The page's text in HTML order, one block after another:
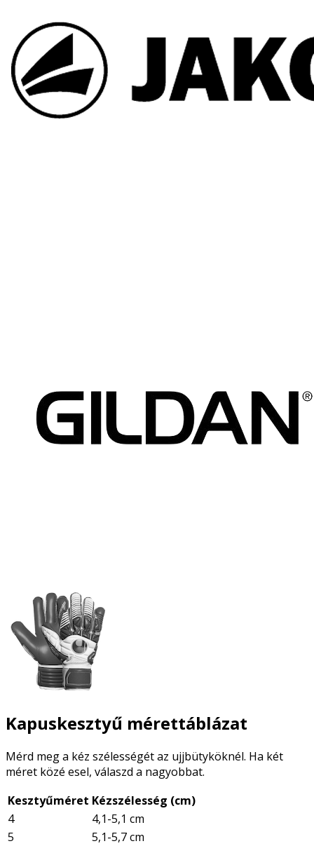
Kapuskesztyű mérettáblázat
Mérd meg a kéz szélességét az ujjbütyköknél. Ha két
méret közé esel, válaszd a nagyobbat.
Kesztyűméret Kézszélesség (cm)
4
4,1-5,1 cm
5
5,1-5,7 cm